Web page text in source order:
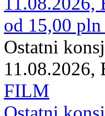
od 15,00 pln
Ostatni
11.08.2026,
FILM